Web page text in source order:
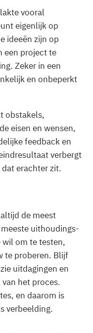
vooral
eigenlijk op
ideeën zijn op
een project te
Zeker in een
en onbeperkt
obstakels,
eisen en wensen,
feedback en
verbergt
erachter zit.
de meest
uithoudings-
wil om te testen,
te proberen. Blijf
uitdagingen en
het proces.
en daarom is
verbeelding.